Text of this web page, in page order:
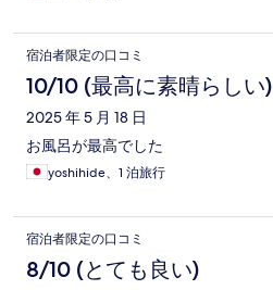
宿泊者限定の口コミ
10/10 (最高に素晴らしい)
2025 年 5 月 18 日
お風呂が最高でした
yoshihide、1 泊旅行
宿泊者限定の口コミ
8/10 (とても良い)